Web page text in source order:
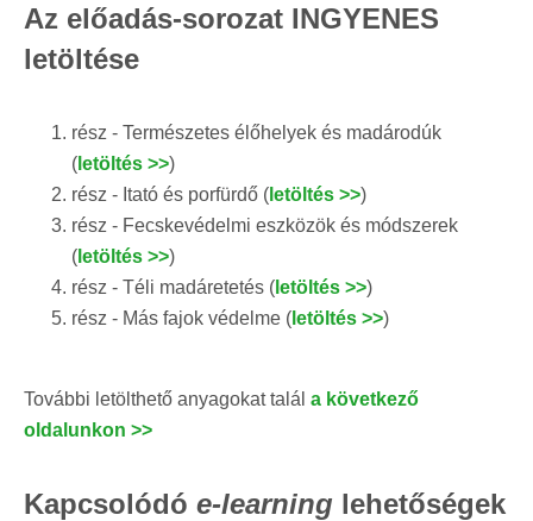
Az előadás-sorozat INGYENES
letöltése
rész - Természetes élőhelyek és madárodúk
( letöltés >>)
rész - Itató és porfürdő ( letöltés >>)
rész - Fecskevédelmi eszközök és módszerek
( letöltés >>)
rész - Téli madáretetés ( letöltés >>)
rész - Más fajok védelme ( letöltés >>)
További letölthető anyagokat talál a következő
oldalunkon >>
Kapcsolódó e-learning lehetőségek